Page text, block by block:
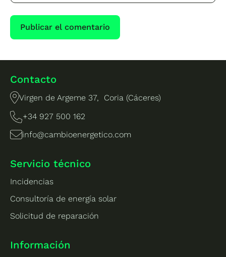
Contacto
Virgen de Argeme 37, Coria (Cáceres)
+34 927 500 162
info@cambioenergetico.com
Servicio técnico
Incidencias
Consultoría de energía solar
Solicitud de reparación
Información